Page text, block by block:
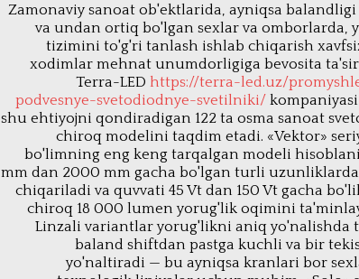
Zamonaviy sanoat ob'ektlarida, ayniqsa
va undan ortiq bo'lgan sexlar va omborlarda,
tizimini to'g'ri tanlash ishlab chiqarish
xodimlar mehnat unumdorligiga bevosita
Terra-LED https://terra-led.uz/
podvesnye-svetodiodnye-svetilniki/
shu ehtiyojni qondiradigan 122 ta osma sanoat
chiroq modelini taqdim etadi. «Vektor»
bo'limning eng keng tarqalgan modeli
mm dan 2000 mm gacha bo'lgan turli
chiqariladi va quvvati 45 Vt dan 150 Vt gacha
chiroq 18 000 lumen yorug'lik oqimini
Linzali variantlar yorug'likni aniq yo'nalishda
baland shiftdan pastga kuchli va bir
yo'naltiradi — bu ayniqsa kranlari bor